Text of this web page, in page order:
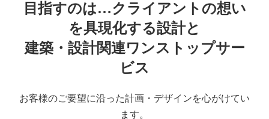
目指すのは…クライアントの想い
を具現化する設計と
建築・設計関連ワンストップサー
ビス
お客様のご要望に沿った計画・デザインを心がけてい
ます。